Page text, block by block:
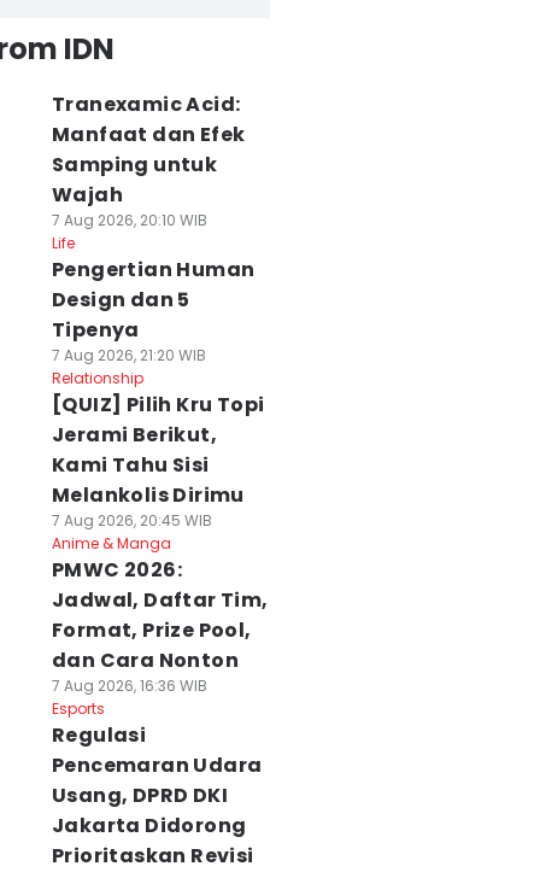
IDN
Tranexamic Acid:
Manfaat dan Efek
Samping untuk
Wajah
7 Aug 2026, 20:10 WIB
Life
Pengertian Human
Design dan 5
Tipenya
7 Aug 2026, 21:20 WIB
Relationship
[QUIZ] Pilih Kru Topi
Jerami Berikut,
Kami Tahu Sisi
Melankolis Dirimu
7 Aug 2026, 20:45 WIB
Anime & Manga
PMWC 2026:
Jadwal, Daftar Tim,
Format, Prize Pool,
dan Cara Nonton
7 Aug 2026, 16:36 WIB
Esports
Regulasi
Pencemaran Udara
Usang, DPRD DKI
Jakarta Didorong
Prioritaskan Revisi